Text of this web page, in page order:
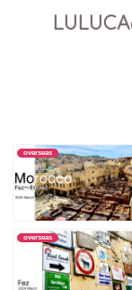
overseas
overseas